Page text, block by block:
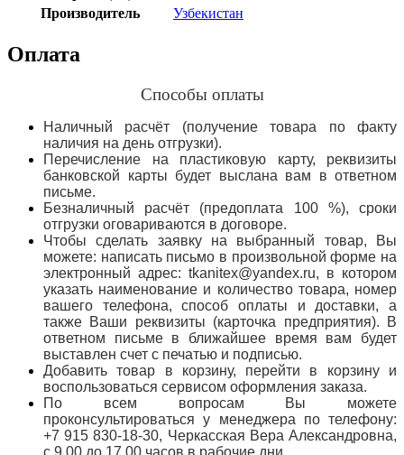
Производитель
Узбекистан
Оплата
Способы оплаты
Наличный расчёт (получение товара по факту
наличия на день отгрузки).
Перечисление на пластиковую карту, реквизиты
банковской карты будет выслана вам в ответном
письме.
Безналичный расчёт (предоплата 100 %), сроки
отгрузки оговариваются в договоре.
Чтобы сделать заявку на выбранный товар, Вы
можете: написать письмо в произвольной форме на
электронный адрес: tkanitex@yandex.ru, в котором
указать наименование и количество товара, номер
вашего телефона, способ оплаты и доставки, а
также Ваши реквизиты (карточка предприятия). В
ответном письме в ближайшее время вам будет
выставлен счет с печатью и подписью.
Добавить товар в корзину, перейти в корзину и
воспользоваться сервисом оформления заказа.
По всем вопросам Вы можете
проконсультироваться у менеджера по телефону:
+7 915 830-18-30, Черкасская Вера Александровна,
с 9.00 до 17.00 часов в рабочие дни.